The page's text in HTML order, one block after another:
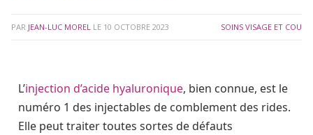
PAR JEAN-LUC MOREL LE 10 OCTOBRE 2023 SOINS VISAGE ET COU
L’injection d’acide hyaluronique, bien connue, est le
numéro 1 des injectables de comblement des rides.
Elle peut traiter toutes sortes de défauts